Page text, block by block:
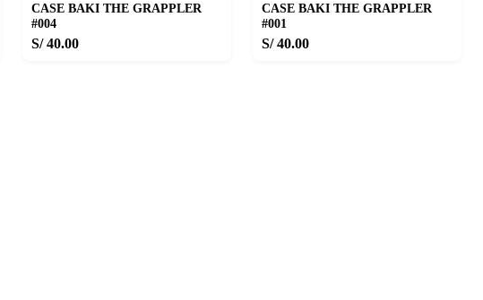
CASE BAKI THE GRAPPLER
#004
S/ 40.00
CASE BAKI THE GRAPPLER
#001
S/ 40.00